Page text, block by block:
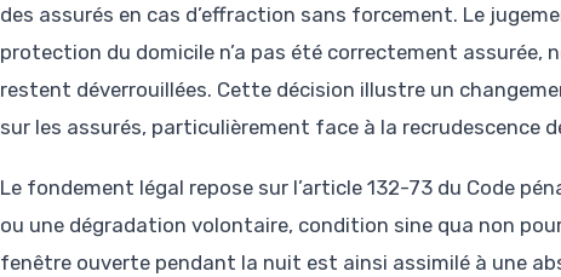
des assurés en cas d’effraction sans forcement. Le
protection du domicile n’a pas été correctement assurée,
restent déverrouillées. Cette décision illustre un
sur les assurés, particulièrement face à la recrudescence
Le fondement légal repose sur l’article 132-73 du Code
ou une dégradation volontaire, condition sine qua non
fenêtre ouverte pendant la nuit est ainsi assimilé à une